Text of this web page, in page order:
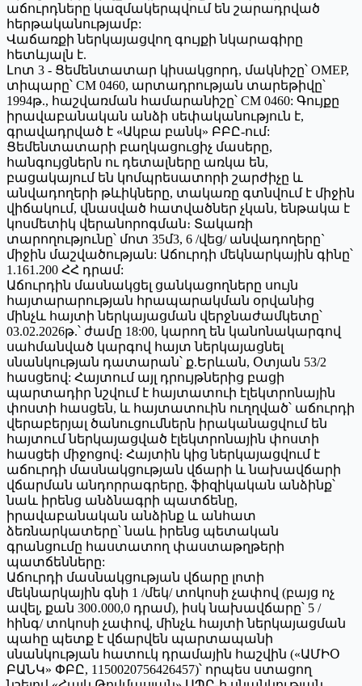
աճուրդները կազմակերպվում են շարադրված
հերթականությամբ:
Վաճառքի ներկայացվող գույքի նկարագիրը
հետևյալն է.
Լոտ 3 - Ցեմենտատար կիսակցորդ, մակնիշը՝ OMEP,
տիպարը՝ CM 0460, արտադրության տարեթիվը՝
1994թ., հաշվառման համարանիշը՝ CM 0460: Գույքը
իրավաբանական անձի սեփականություն է,
գրավադրված է «Ակբա բանկ» ԲԲԸ-ում:
Ցեմենտատարի բաղկացուցիչ մասերը,
հանգույցներն ու դետալները առկա են,
բացակայում են կոմպրեսատորի շարժիչը և
անվադողերի թևիկները, տակառը գտնվում է միջին
վիճակում, վնասված հատվածներ չկան, ենթակա է
կոսմետիկ վերանորոգման։ Տակառի
տարողությունը՝ մոտ 35մ3, 6 /վեց/ անվադողերը`
միջին մաշվածության: Աճուրդի մեկնարկային գինը՝
1.161.200 ՀՀ դրամ:
Աճուրդին մասնակցել ցանկացողները սույն
հայտարարության հրապարակման օրվանից
մինչև հայտի ներկայացման վերջնաժամկետը՝
03.02.2026թ.՝ ժամը 18:00, կարող են կանոնակարգով
սահմանված կարգով հայտ ներկայացնել
սնանկության դատարան՝ ք.Երևան, Օտյան 53/2
հասցեով: Հայտում այլ դրույթներից բացի
պարտադիր նշվում է հայտատուի էլեկտրոնային
փոստի հասցեն, և հայտատուին ուղղված՝ աճուրդի
վերաբերյալ ծանուցումներն իրականացվում են
հայտում ներկայացված էլեկտրոնային փոստի
հասցեի միջոցով։ Հայտին կից ներկայացվում է
աճուրդի մասնակցության վճարի և նախավճարի
վճարման անդորրագրերը, ֆիզիկական անձինք՝
նաև իրենց անձնագրի պատճենը,
իրավաբանական անձինք և անհատ
ձեռնարկատերը՝ նաև իրենց պետական
գրանցումը հաստատող փաստաթղթերի
պատճենները:
Աճուրդի մասնակցության վճարը լոտի
մեկնարկային գնի 1 /մեկ/ տոկոսի չափով (բայց ոչ
ավել, քան 300․000,0 դրամ), իսկ նախավճարը՝ 5 /
հինգ/ տոկոսի չափով, մինչև հայտի ներկայացման
պահը պետք է վճարվեն պարտապանի
սնանկության հատուկ դրամային հաշվին («ԱՄԻՕ
ԲԱՆԿ» ՓԲԸ, 1150020756426457)՝ որպես ստացող